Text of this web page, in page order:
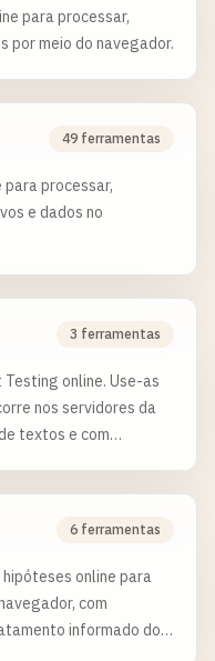
para processar,
por meio do navegador.
49 ferramentas
processar,
e dados no
3 ferramentas
online. Use-as
nos servidores da
textos e com
6 ferramentas
online para
com
informado dos